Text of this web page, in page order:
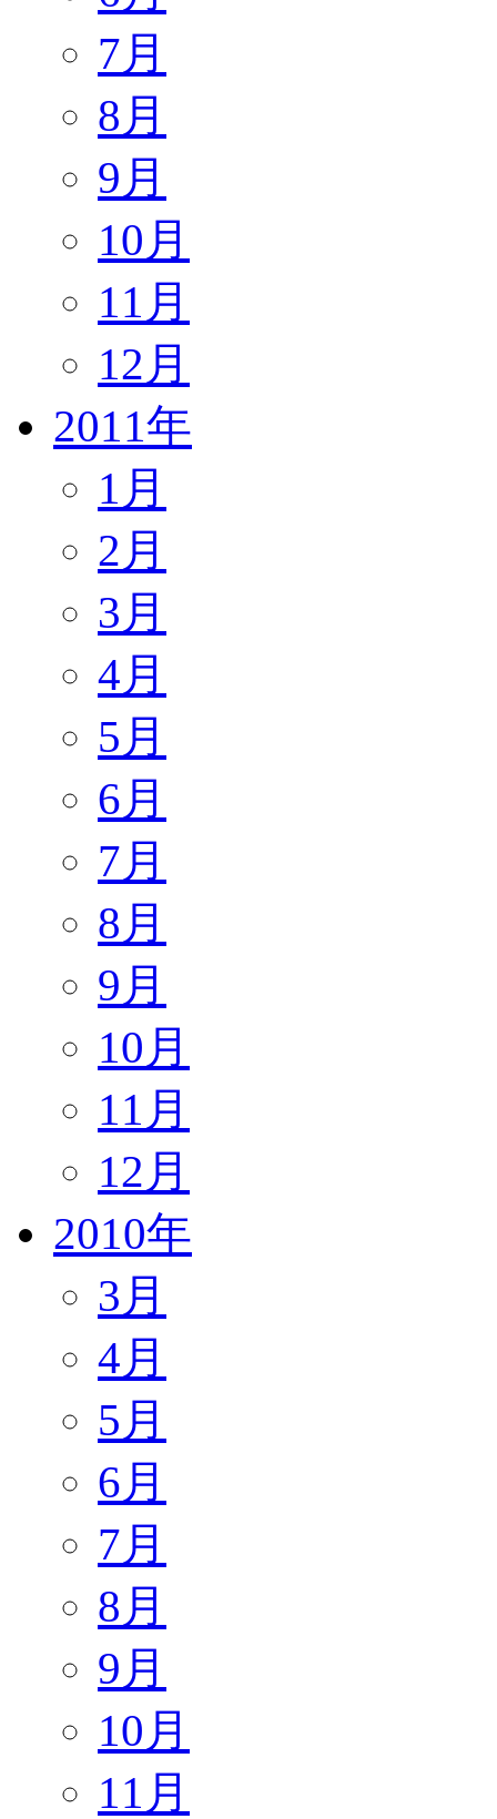
7月
8月
9月
10月
11月
12月
2011年
1月
2月
3月
4月
5月
6月
7月
8月
9月
10月
11月
12月
2010年
3月
4月
5月
6月
7月
8月
9月
10月
11月